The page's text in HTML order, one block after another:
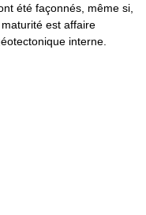
été façonnés, même si,
est affaire
interne.